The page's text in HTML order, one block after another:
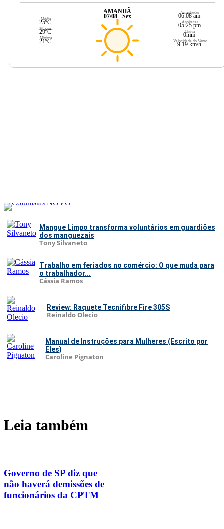
Média
25ºC
Máxima
29ºC
Mínima
21ºC
AMANHÃ
07/08 - Sex
Amanhecer
06:08 am
Anoitecer
05:25 pm
Chuva
0mm
Velocidade do Vento
9.19 km/h
Mangue Limpo transforma voluntários em guardiões
dos manguezais
Tony Silvaneto
Trabalho em feriados no comércio: O que muda para
o trabalhador...
Cássia Ramos
Review: Raquete Tecnifibre Fire 305S
Reinaldo Olecio
Manual de Instruções para Mulheres (Escrito por
Eles)
Caroline Pignaton
Leia também
Governo de SP diz que
não haverá demissões de
funcionários da CPTM